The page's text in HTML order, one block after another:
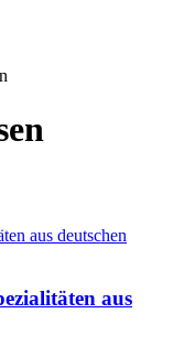
aus